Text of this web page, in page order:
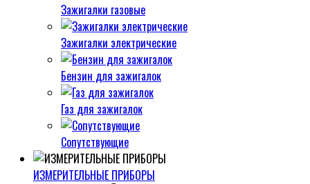
Зажигалки газовые
Зажигалки электрические
Бензин для зажигалок
Газ для зажигалок
Сопутствующие
ИЗМЕРИТЕЛЬНЫЕ ПРИБОРЫ